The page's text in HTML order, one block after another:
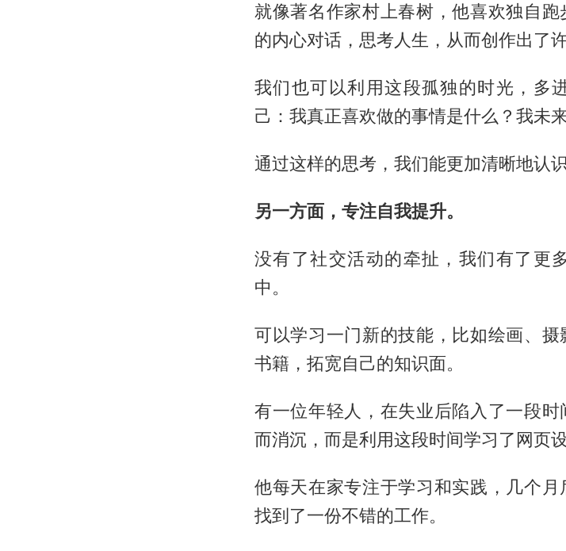
就像著名作家村上春树，他喜欢独自
的内心对话，思考人生，从而创作出了
我们也可以利用这段孤独的时光，多
己：我真正喜欢做的事情是什么？我未
通过这样的思考，我们能更加清晰地认
另一方面，专注自我提升。
没有了社交活动的牵扯，我们有了更
中。
可以学习一门新的技能，比如绘画、
书籍，拓宽自己的知识面。
有一位年轻人，在失业后陷入了一段
而消沉，而是利用这段时间学习了网页设
他每天在家专注于学习和实践，几个
找到了一份不错的工作。